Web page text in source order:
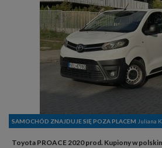
SAMOCHÓD ZNAJDUJE SIĘ POZA PLACEM Juliana
Toyota PROACE 2020 prod. Kupiony w